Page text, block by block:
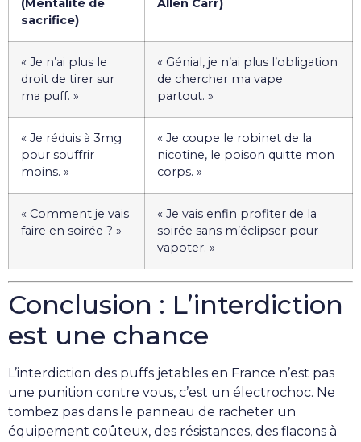
(Mentalité de
sacrifice)
Allen Carr)
« Je n’ai plus le
droit de tirer sur
ma puff. »
« Génial, je n’ai plus l’obligation
de chercher ma vape
partout. »
« Je réduis à 3mg
pour souffrir
moins. »
« Je coupe le robinet de la
nicotine, le poison quitte mon
corps. »
« Comment je vais
faire en soirée ? »
« Je vais enfin profiter de la
soirée sans m’éclipser pour
vapoter. »
Conclusion : L’interdiction
est une chance
L’interdiction des puffs jetables en France n’est pas
une punition contre vous, c’est un électrochoc. Ne
tombez pas dans le panneau de racheter un
équipement coûteux, des résistances, des flacons à